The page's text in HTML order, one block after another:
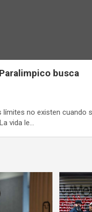
busca
límites no existen cuando
vida le…